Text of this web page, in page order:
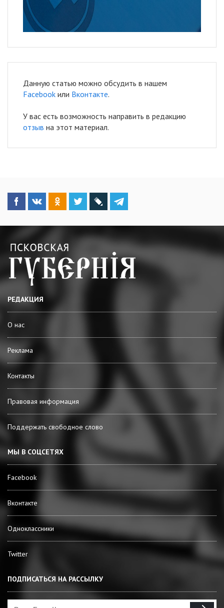
Данную статью можно обсудить в нашем
Facebook или Вконтакте.
У вас есть возможность направить в редакцию
отзыв на этот материал.
РЕДАКЦИЯ
О нас
Реклама
Контакты
Правовая информация
Поддержать свободное слово
МЫ В СОЦСЕТЯХ
Facebook
Вконтакте
Одноклассники
Twitter
ПОДПИСАТЬСЯ НА РАССЫЛКУ